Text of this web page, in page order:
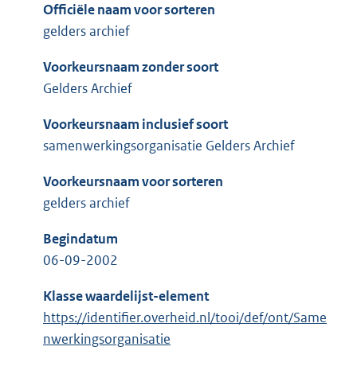
Officiële naam voor sorteren
gelders archief
Voorkeursnaam zonder soort
Gelders Archief
Voorkeursnaam inclusief soort
samenwerkingsorganisatie Gelders Archief
Voorkeursnaam voor sorteren
gelders archief
Begindatum
06-09-2002
Klasse waardelijst-element
https://identifier.overheid.nl/tooi/def/ont/Same
nwerkingsorganisatie